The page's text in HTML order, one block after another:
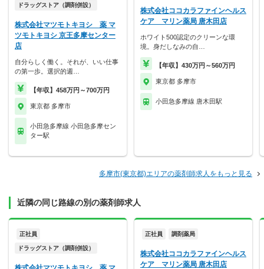
ドラッグストア（調剤併設）
株式会社マツモトキヨシ 薬 マ
ツモトキヨシ 京王多摩センター
店
自分らしく働く。それが、いい仕事
の第一歩。選択的週…
【年収】458万円～700万円
東京都 多摩市
小田急多摩線 小田急多摩セン
ター駅
株式会社ココカラファインヘルス
ケア マリン薬局 唐木田店
ホワイト500認定のクリーンな環
境。身だしなみの自…
【年収】430万円～560万円
東京都 多摩市
小田急多摩線 唐木田駅
多摩市(東京都)エリアの薬剤師求人をもっと見る
近隣の同じ路線の別の薬剤師求人
正社員
ドラッグストア（調剤併設）
正社員 調剤薬局
株式会社ココカラファインヘルス
ケア マリン薬局 唐木田店